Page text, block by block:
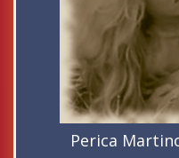
Perica